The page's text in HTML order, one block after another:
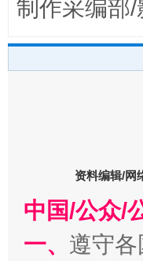
千年窑火
制作采编部
资料编辑/网
中国/公众/
一、 遵守